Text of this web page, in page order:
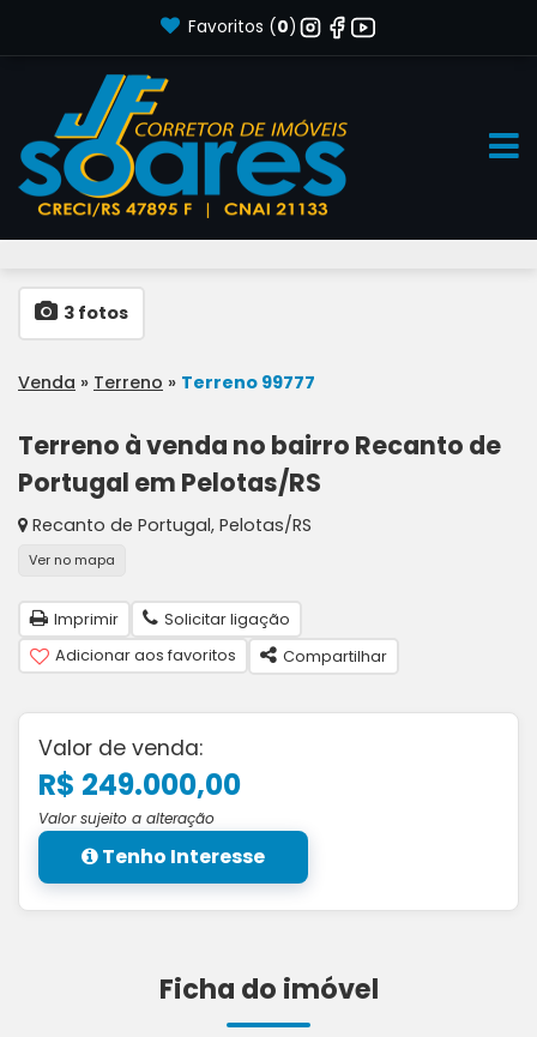
Favoritos (0)
3 fotos
Venda » Terreno » Terreno 99777
Terreno à venda no bairro Recanto de
Portugal em Pelotas/RS
Recanto de Portugal, Pelotas/RS
Ver no mapa
Imprimir
Solicitar ligação
Adicionar aos favoritos
Compartilhar
Valor de venda:
R$ 249.000,00
Valor sujeito a alteração
Tenho Interesse
Ficha do imóvel